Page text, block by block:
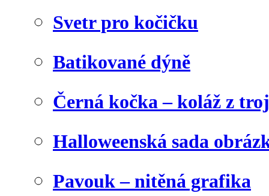
Svetr pro kočičku
Batikované dýně
Černá kočka – koláž z
Halloweenská sada
Pavouk – nitěná grafika